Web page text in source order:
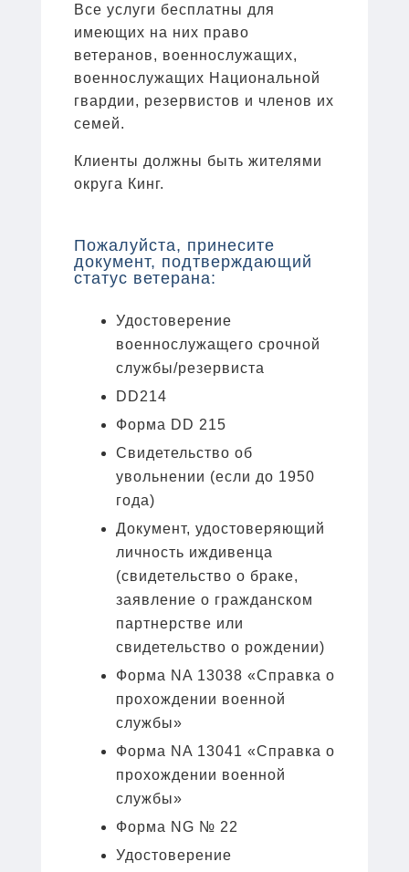
Все услуги бесплатны для
имеющих на них право
ветеранов, военнослужащих,
военнослужащих Национальной
гвардии, резервистов и членов их
семей.
Клиенты должны быть жителями
округа Кинг.
Пожалуйста, принесите
документ, подтверждающий
статус ветерана:
Удостоверение
военнослужащего срочной
службы/резервиста
DD214
Форма DD 215
Свидетельство об
увольнении (если до 1950
года)
Документ, удостоверяющий
личность иждивенца
(свидетельство о браке,
заявление о гражданском
партнерстве или
свидетельство о рождении)
Форма NA 13038 «Справка о
прохождении военной
службы»
Форма NA 13041 «Справка о
прохождении военной
службы»
Форма NG № 22
Удостоверение